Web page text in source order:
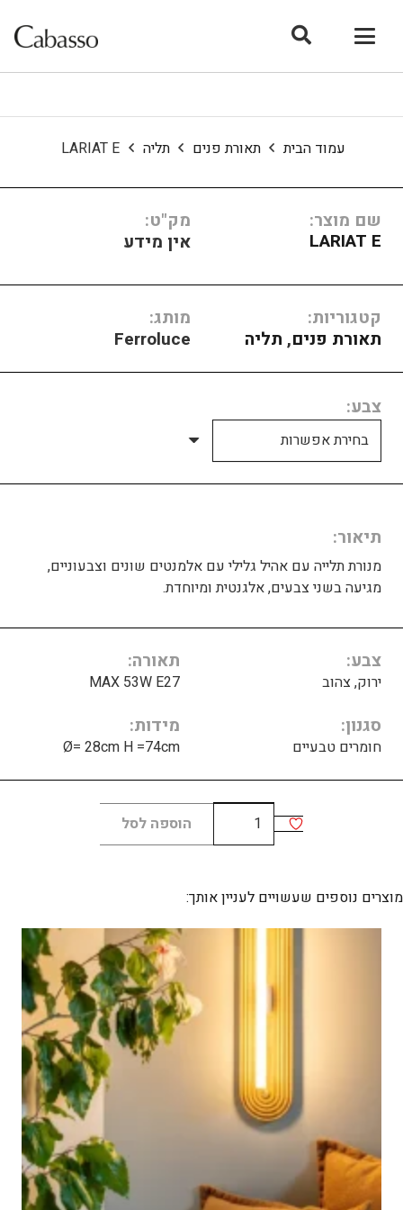
עמוד הבית תאורת פנים תליה LARIAT E
שם מוצר:
LARIAT E
מק"ט:
אין מידע
קטגוריות:
תאורת פנים, תליה
מותג:
Ferroluce
צבע
תיאור
מנורת תלייה עם אהיל גלילי עם אלמנטים שונים וצבעוניים,
מגיעה בשני צבעים, אלגנטית ומיוחדת.
צבע
ירוק, צהוב
תאורה
MAX 53W E27
סגנון
חומרים טבעיים
מידות
Ø= 28cm H =74cm
כמות
של
E
הוספה לסל
מוצרים נוספים שעשויים לעניין אותך: